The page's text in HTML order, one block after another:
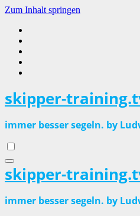
Zum Inhalt springen
skipper-
immer besser segeln. by
skipper-
immer besser segeln. by